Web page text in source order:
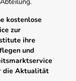
kostenlose
zur
ihre
und
die Aktualität